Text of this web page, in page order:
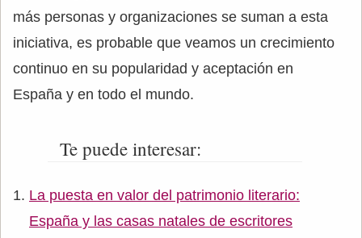
más personas y organizaciones se suman a esta
iniciativa, es probable que veamos un crecimiento
continuo en su popularidad y aceptación en
España y en todo el mundo.
Te puede interesar:
La puesta en valor del patrimonio literario:
España y las casas natales de escritores